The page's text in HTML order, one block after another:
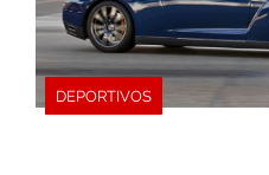
DEPORTIVOS